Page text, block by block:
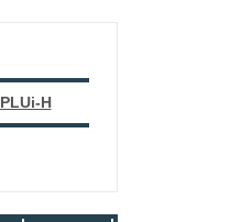
PLUi-H